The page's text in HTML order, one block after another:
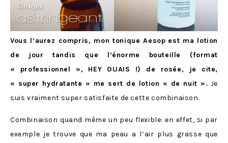
Vous l’aurez compris, mon tonique Aesop est ma lotion
de jour tandis que l’énorme bouteille (format
« professionnel », HEY OUAIS !) de rosée, je cite,
« super hydratante » me sert de lotion « de nuit ». Je
suis vraiment super satisfaite de cette combinaison.
Combinaison quand même un peu flexible: en effet, si par
exemple je trouve que ma peau a l’air plus grasse que